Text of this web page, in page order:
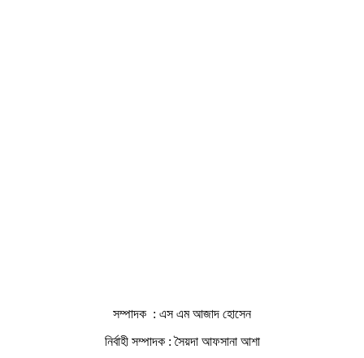
সম্পাদক : এস এম আজাদ হোসেন
নির্বাহী সম্পাদক : সৈয়দা আফসানা আশা